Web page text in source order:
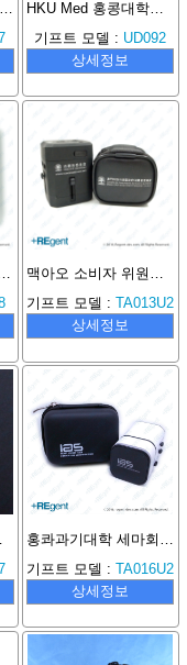
홍지 튄먼 쳔강 학교 맞춤형 카드 USB 메모리
HKU Med 홍콩대학교 약리학 및 약제학과 맞춤형 PU 가죽 USB 메모리
기프트 모델 : UD092
상세정보
춤형 USB 메모리
맥아오 소비자 위원회 맞춤형 듀얼 USB 여행용 어댑터
기프트 모델 :
TA013U2
상세정보
홍콰과기대학 세마회 고등연구원
기프트 모델 :TA016U2
상세정보